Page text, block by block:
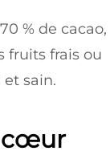
% de cacao,
fruits frais ou
sain.
cœur